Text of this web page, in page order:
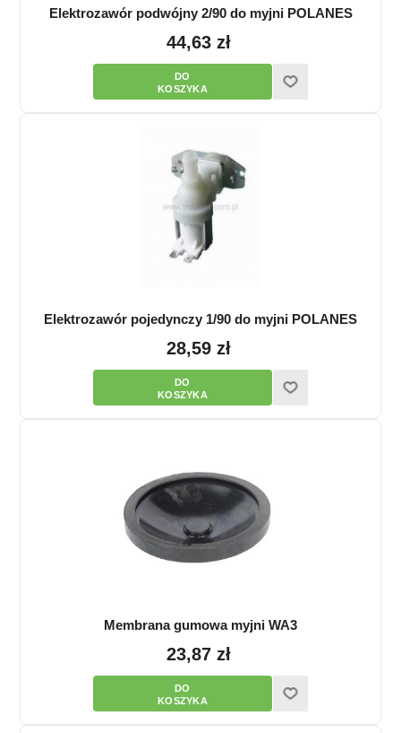
Elektrozawór podwójny 2/90 do myjni POLANES
44,63 zł
Elektrozawór pojedynczy 1/90 do myjni POLANES
28,59 zł
Membrana gumowa myjni WA3
23,87 zł